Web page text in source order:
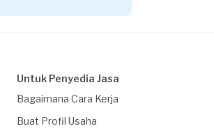
Mega requested
Untuk Penyedia Jasa
Bagaimana Cara Kerja
Buat Profil Usaha